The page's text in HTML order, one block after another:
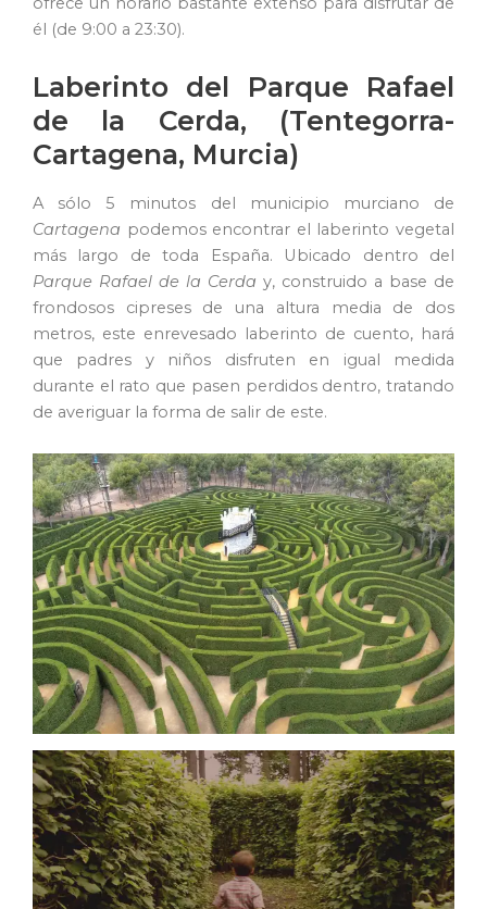
él (de 9:00 a 23:30).
Laberinto del Parque Rafael
de la Cerda, (Tentegorra-
Cartagena, Murcia)
A sólo 5 minutos del municipio murciano de
Cartagena podemos encontrar el laberinto vegetal
más largo de toda España. Ubicado dentro del
Parque Rafael de la Cerda y, construido a base de
frondosos cipreses de una altura media de dos
metros, este enrevesado laberinto de cuento, hará
que padres y niños disfruten en igual medida
durante el rato que pasen perdidos dentro, tratando
de averiguar la forma de salir de este.